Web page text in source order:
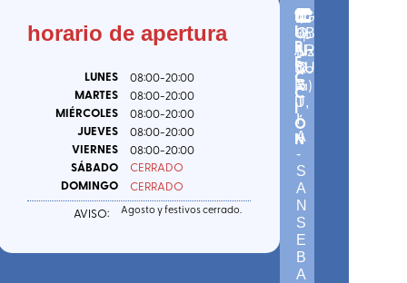
horario de apertura
LUNES 08:00-20:00
MARTES 08:00-20:00
MIÉRCOLES 08:00-20:00
JUEVES 08:00-20:00
VIERNES 08:00-20:00
SÁBADO CERRADO
DOMINGO
CERRADO
AVISO:
Agosto y festivos cerrado.
D
I
R
E
C
C
I
Ó
N
UB
AR
BU
R
U,
n
º
3
0
-
D
O
N
O
S
T
I
A
-
S
A
N
S
E
B
A
(G
ip
uz
ko
a)